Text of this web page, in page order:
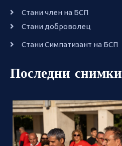
Стани член на БСП
Стани доброволец
Стани Симпатизант на БСП
Последни снимки